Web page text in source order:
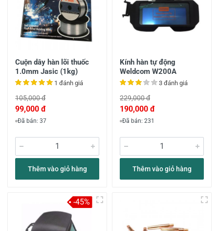
Cuộn dây hàn lõi thuốc
1.0mm Jasic (1kg)
1 đánh giá
105,000 đ
99,000 đ
Đã bán: 37
Thêm vào giỏ hàng
Kính hàn tự động
Weldcom W200A
3 đánh giá
229,000 đ
190,000 đ
Đã bán: 231
Thêm vào giỏ hàng
-45%